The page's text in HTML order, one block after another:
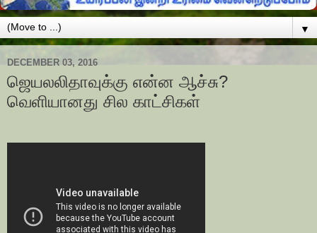
▼
DECEMBER 03, 2016
ஜெயலலிதாவுக்கு என்ன ஆச்சு?
வெளியானது சில காட்சிகள்